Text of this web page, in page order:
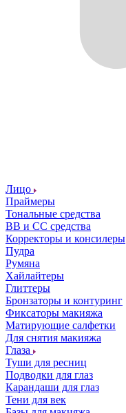
Лицо
Праймеры
Тональные средства
ВВ и СС средства
Корректоры и консилеры
Пудра
Румяна
Хайлайтеры
Глиттеры
Бронзаторы и контуринг
Фиксаторы макияжа
Матирующие салфетки
Для снятия макияжа
Глаза
Туши для ресниц
Подводки для глаз
Карандаши для глаз
Тени для век